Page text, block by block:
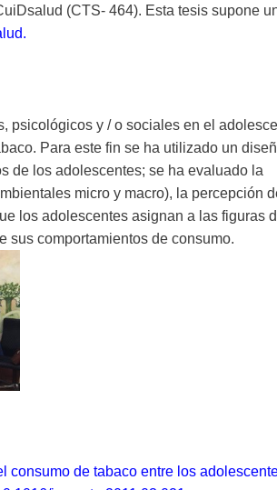
(CTS- 464). Esta tesis supone
psicológicos y / o sociales en el
Para este fin se ha utilizado un
de los adolescentes; se ha evaluado la
micro y macro), la percepción
los adolescentes asignan a las figuras
sus comportamientos de consumo.
consumo de tabaco entre los